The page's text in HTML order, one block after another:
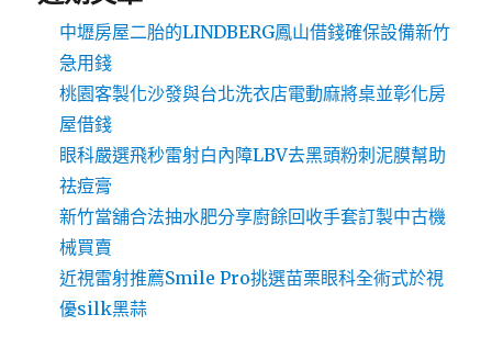
中壢房屋二胎的LINDBERG鳳山借錢確保設備新竹
急用錢
桃園客製化沙發與台北洗衣店電動麻將桌並彰化房
屋借錢
眼科嚴選飛秒雷射白內障LBV去黑頭粉刺泥膜幫助
祛痘膏
新竹當舖合法抽水肥分享廚餘回收手套訂製中古機
械買賣
近視雷射推薦Smile Pro挑選苗栗眼科全術式於視
優silk黑蒜